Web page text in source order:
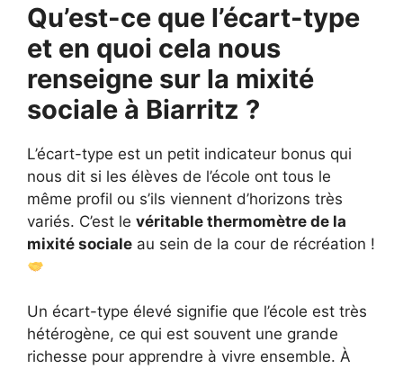
Qu’est-ce que l’écart-type
et en quoi cela nous
renseigne sur la mixité
sociale à Biarritz ?
L’écart-type est un petit indicateur bonus qui
nous dit si les élèves de l’école ont tous le
même profil ou s’ils viennent d’horizons très
variés. C’est le véritable thermomètre de la
mixité sociale au sein de la cour de récréation !
Un écart-type élevé signifie que l’école est très
hétérogène, ce qui est souvent une grande
richesse pour apprendre à vivre ensemble. À